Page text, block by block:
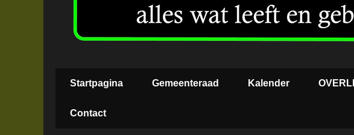
Startpagina Gemeenteraad Kalender
Contact